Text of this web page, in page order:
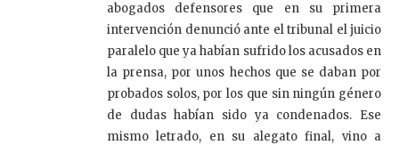
abogados defensores que en su primera
intervención denunció ante el tribunal el juicio
paralelo que ya habían sufrido los acusados en
la prensa, por unos hechos que se daban por
probados solos, por los que sin ningún género
de dudas habían sido ya condenados. Ese
mismo letrado, en su alegato final, vino a